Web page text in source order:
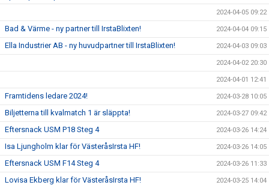
2024-04-05 09:22
Bad & Värme - ny partner till IrstaBlixten! 2024-04-04 09:15
Ella Industrier AB - ny huvudpartner till IrstaBlixten! 2024-04-03 09:03
2024-04-02 20:30
2024-04-01 12:41
Framtidens ledare 2024! 2024-03-28 10:05
Biljetterna till kvalmatch 1 är släppta! 2024-03-27 09:42
Eftersnack USM P18 Steg 4 2024-03-26 14:24
Isa Ljungholm klar för VästeråsIrsta HF! 2024-03-26 14:05
Eftersnack USM F14 Steg 4 2024-03-26 11:33
Lovisa Ekberg klar för VästeråsIrsta HF! 2024-03-25 14:04